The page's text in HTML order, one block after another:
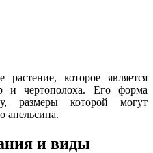
которое является
и чертополоха. Его форма
размеры которой могут
апельсина.
и виды